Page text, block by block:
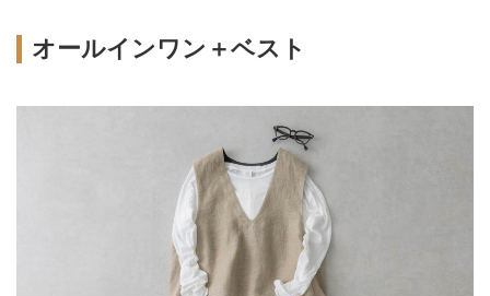
オールインワン＋ベスト